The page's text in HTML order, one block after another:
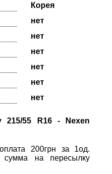
Корея
нет
нет
нет
нет
нет
нет
215/55 R16 - Nexen
200грн за 1од.
сумма на пересылку